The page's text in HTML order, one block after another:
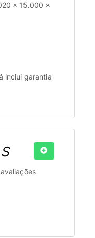
x 15.000 x
inclui garantia